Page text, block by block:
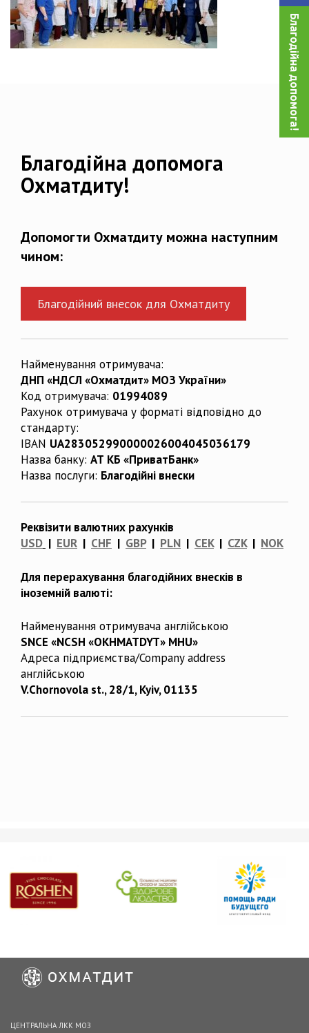
Благодійна допомога!
Благодійна допомога
Охматдиту!
Допомогти Охматдиту можна наступним
чином:
Благодійний внесок для Охматдиту
Найменування отримувача:
ДНП «НДСЛ «Охматдит» МОЗ України»
Код отримувача: 01994089
Рахунок отримувача у форматі відповідно до
стандарту:
IBAN UA283052990000026004045036179
Назва банку: АТ КБ «ПриватБанк»
Назва послуги: Благодійні внески
Реквізити валютних рахунків
USD | EUR | CHF | GBP| PLN | CEK| CZK| NOK
Для перерахування благодійних внесків в
іноземній валюті:
Найменування отримувача англійською
SNCE «NCSH «OKHMATDYT» MHU»
Адреса підприємства/Company address
англійською
V.Chornovola st., 28/1, Kyiv, 01135
ЦЕНТРАЛЬНА ЛКК МОЗ